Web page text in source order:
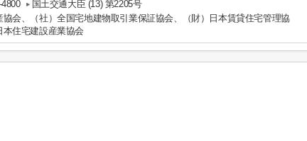
国土交通大臣 (13) 第2205号
協会、（社）全国宅地建物取引業保証協会、（財）日本賃貸住宅管理協
本住宅建設産業協会